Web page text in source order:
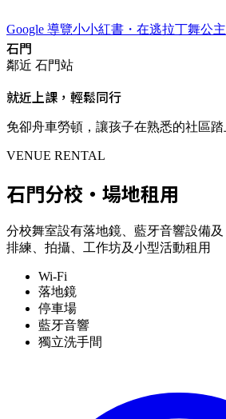
Google 導覽小小紅書 ・在逃拉丁舞公主
石門
鄰近 石門站
就近上課，輕鬆同行
免卻舟車勞頓，讓孩子在熟悉的社區踏
VENUE RENTAL
石門分校・場地租用
分校舞室設有落地鏡、藍牙音響設備及
排練、拍攝、工作坊及小型活動租用
Wi-Fi
落地鏡
停車場
藍牙音響
獨立洗手間